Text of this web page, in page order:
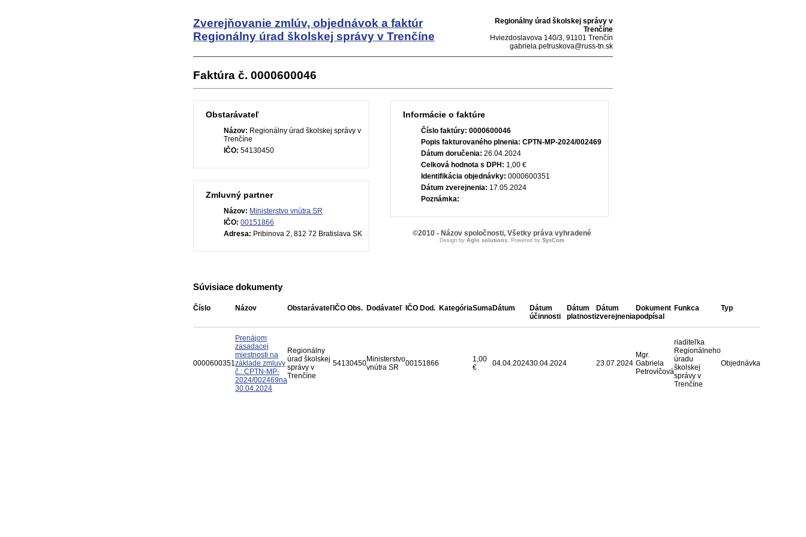
Zverejňovanie zmlúv, objednávok a faktúr
Regionálny úrad školskej správy v Trenčíne
Regionálny úrad školskej správy v
Trenčíne
Hviezdoslavova 140/3, 91101 Trenčín
gabriela.petruskova@russ-tn.sk
Faktúra č. 0000600046
Obstarávateľ
Názov: Regionálny úrad školskej správy v
Trenčíne
IČO: 54130450
Zmluvný partner
Názov: Ministerstvo vnútra SR
IČO: 00151866
Adresa: Pribinova 2, 812 72 Bratislava SK
Informácie o faktúre
Číslo faktúry: 0000600046
Popis fakturovaného plnenia: CPTN-MP-2024/002469
Dátum doručenia: 26.04.2024
Celková hodnota s DPH: 1,00 €
Identifikácia objednávky: 0000600351
Dátum zverejnenia: 17.05.2024
Poznámka:
Súvisiace dokumenty
Číslo Názov Obstarávateľ IČO Obs. Dodávateľ IČO Dod. KategóriaSumaDátum
Dátum
účinnosti
Dátum
platnosti
Dátum
zverejnenia
Dokument
podpísal
Funkca Typ
0000600351
Prenájom
zasadacej
miestnosti na
základe zmluvy
č.: CPTN-MP-
2024/002469na
30.04.2024
Regionálny
úrad školskej
správy v
Trenčíne
54130450Ministerstvo
vnútra SR
00151866
1,00
€
04.04.202430.04.2024 23.07.2024
Mgr.
Gabriela
Petrovičová
riaditeľka
Regionálneho
úradu
školskej
správy v
Trenčíne
Objednávka
©2010 - Názov spoločnosti, Všetky práva vyhradené
Design by Aglo solutions, Powered by SysCom